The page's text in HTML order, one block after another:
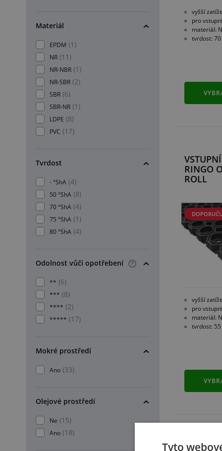
Materiál
EPDM (1)
NR (11)
NR-NBR (1)
NR-SBR (2)
SBR (6)
SBR-NR (1)
LDPE (8)
PVC (17)
Tvrdost
- °ShA (4)
50 °ShA (8)
70 °ShA (4)
75 °ShA (1)
80 °ShA (4)
Odolnost vůči opotřebení
** (6)
*** (8)
**** (2)
***** (17)
Mokré prostředí
Ano (33)
Olejové prostředí
Ne (15)
Ano (18)
vyšší
pro
materiál:
tvrdost: 70
RINGO
ROLL
vyšší
pro
materiál:
tvrdost: 55
Tyto